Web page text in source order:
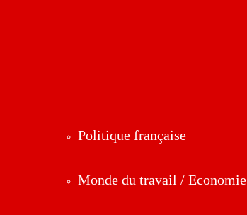
Politique française
Monde du travail / Economie